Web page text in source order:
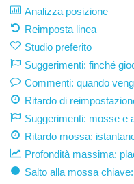
Analizza posizione
Reimposta linea
Studio preferito
Suggerimenti: finché
Commenti: quando
Ritardo di
Suggerimenti: mosse e
Ritardo mossa:
Profondità massima:
Salto alla mossa